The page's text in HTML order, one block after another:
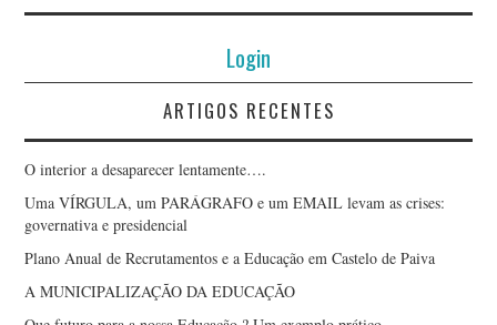
Login
ARTIGOS RECENTES
O interior a desaparecer lentamente….
Uma VÍRGULA, um PARÁGRAFO e um EMAIL levam as crises:
governativa e presidencial
Plano Anual de Recrutamentos e a Educação em Castelo de Paiva
A MUNICIPALIZAÇÃO DA EDUCAÇÃO